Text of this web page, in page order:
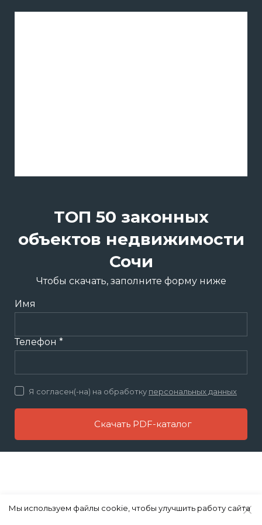
ТОП 50 законных
объектов недвижимости
Сочи
Чтобы скачать, заполните форму ниже
Имя
Телефон *
Скачать PDF-каталог
Я согласен(-на) на обработку персональных данных
Мы используем файлы cookie, чтобы улучшить работу сайта